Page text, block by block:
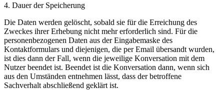
4. Dauer der Speicherung
Die Daten werden gelöscht, sobald sie für die Erreichung des
Zweckes ihrer Erhebung nicht mehr erforderlich sind. Für die
personenbezogenen Daten aus der Eingabemaske des
Kontaktformulars und diejenigen, die per Email übersandt wurden,
ist dies dann der Fall, wenn die jeweilige Konversation mit dem
Nutzer beendet ist. Beendet ist die Konversation dann, wenn sich
aus den Umständen entnehmen lässt, dass der betroffene
Sachverhalt abschließend geklärt ist.